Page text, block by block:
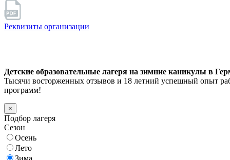
Реквизиты организации
Детские образовательные лагеря на зимние каникулы в
Тысячи восторженных отзывов и 18 летний успешный опыт
программ!
×
Подбор лагеря
Сезон
Осень
Лето